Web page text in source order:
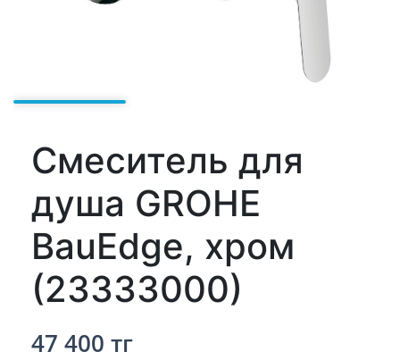
Смеситель для
душа GROHE
BauEdge, хром
(23333000)
47 400 тг